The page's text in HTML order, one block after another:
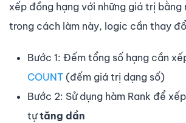
xếp đồng hạng với những giá trị bằng
trong cách làm này, logic cần thay
Bước 1: Đếm tổng số hạng cần
COUNT (đếm giá trị dạng số)
Bước 2: Sử dụng hàm Rank để
tựtăng dần